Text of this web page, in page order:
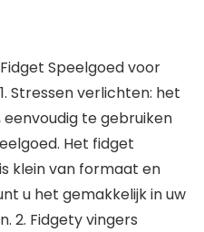
Speelgoed voor
Stressen verlichten: het
te gebruiken
Het fidget
klein van formaat en
u het gemakkelijk in uw
2. Fidgety vingers